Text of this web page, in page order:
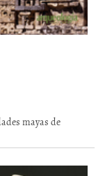
mayas de